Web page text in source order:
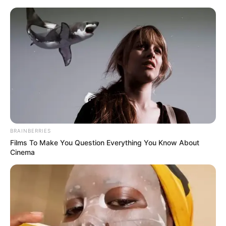
Gaststätten und Restaurants inklusive
Ausflugsgaststätten in Wernigerode
BRAINBERRIES
Films To Make You Question Everything You Know About
Cinema